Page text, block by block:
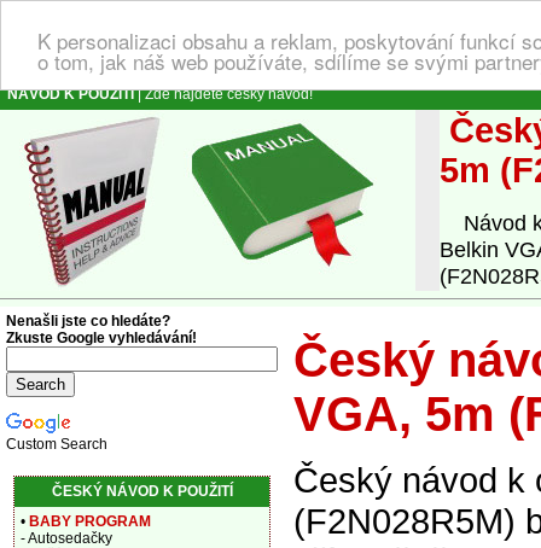
K personalizaci obsahu a reklam, poskytování funkcí
o tom, jak náš web používáte, sdílíme se svými
NÁVOD K POUŽITÍ| Zde najdete český návod!
5m
Návod k
Belkin
Český
VGA, 5m
Český návod k
(F2N028R5M)
Nenašli jste co hledáte?
Zkuste Google vyhledávání!
Custom Search
ČESKÝ NÁVOD K POUŽITÍ
• BABY PROGRAM
- Autosedačky